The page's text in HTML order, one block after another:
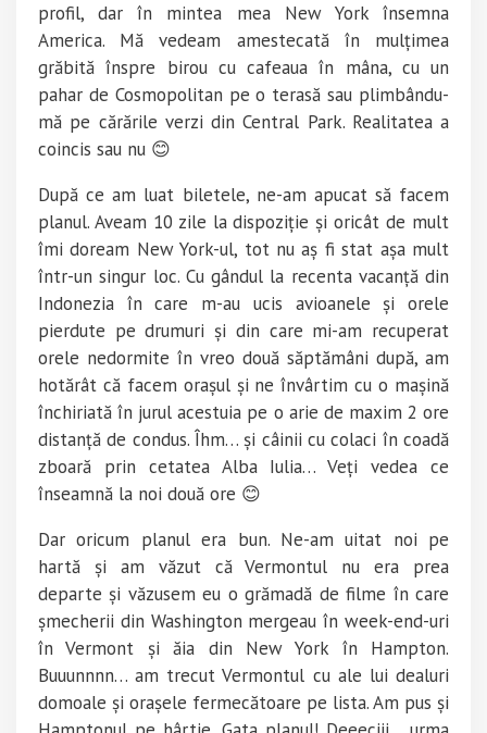
profil, dar în mintea mea New York însemna
America. Mă vedeam amestecată în mulțimea
grăbită înspre birou cu cafeaua în mâna, cu un
pahar de Cosmopolitan pe o terasă sau plimbându-
mă pe cărările verzi din Central Park. Realitatea a
coincis sau nu 😊
După ce am luat biletele, ne-am apucat să facem
planul. Aveam 10 zile la dispoziție și oricât de mult
îmi doream New York-ul, tot nu aș fi stat așa mult
într-un singur loc. Cu gândul la recenta vacanță din
Indonezia în care m-au ucis avioanele și orele
pierdute pe drumuri și din care mi-am recuperat
orele nedormite în vreo două săptămâni după, am
hotărât că facem orașul și ne învârtim cu o mașină
închiriată în jurul acestuia pe o arie de maxim 2 ore
distanță de condus. Îhm… și câinii cu colaci în coadă
zboară prin cetatea Alba Iulia… Veți vedea ce
înseamnă la noi două ore 😊
Dar oricum planul era bun. Ne-am uitat noi pe
hartă și am văzut că Vermontul nu era prea
departe și văzusem eu o grămadă de filme în care
șmecherii din Washington mergeau în week-end-uri
în Vermont și ăia din New York în Hampton.
Buuunnnn… am trecut Vermontul cu ale lui dealuri
domoale și orașele fermecătoare pe lista. Am pus și